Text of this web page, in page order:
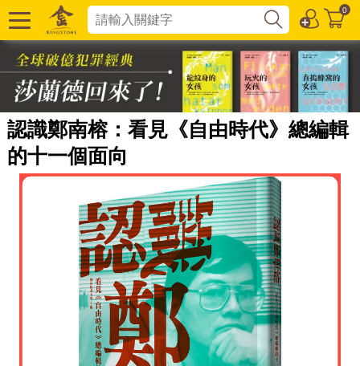
0
認識鄭南榕：看見《自由時代》總編輯
的十一個面向